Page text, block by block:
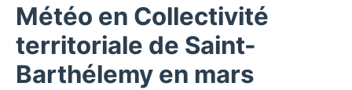
Météo en Collectivité
territoriale de Saint-
Barthélemy en mars